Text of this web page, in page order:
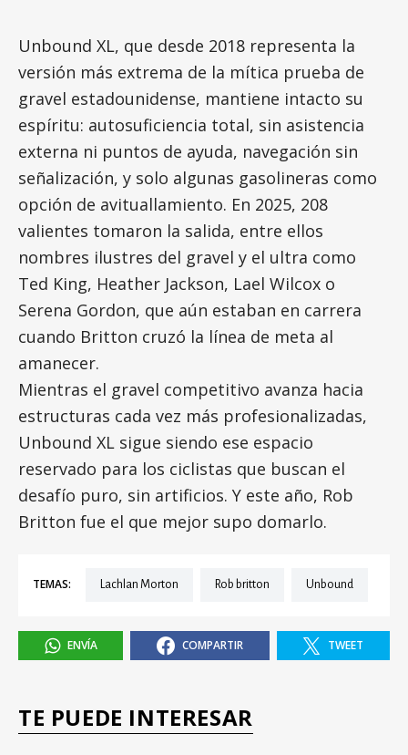
Unbound XL, que desde 2018 representa la
versión más extrema de la mítica prueba de
gravel estadounidense, mantiene intacto su
espíritu: autosuficiencia total, sin asistencia
externa ni puntos de ayuda, navegación sin
señalización, y solo algunas gasolineras como
opción de avituallamiento. En 2025, 208
valientes tomaron la salida, entre ellos
nombres ilustres del gravel y el ultra como
Ted King, Heather Jackson, Lael Wilcox o
Serena Gordon, que aún estaban en carrera
cuando Britton cruzó la línea de meta al
amanecer.
Mientras el gravel competitivo avanza hacia
estructuras cada vez más profesionalizadas,
Unbound XL sigue siendo ese espacio
reservado para los ciclistas que buscan el
desafío puro, sin artificios. Y este año, Rob
Britton fue el que mejor supo domarlo.
TEMAS: Lachlan Morton rob britton Unbound
ENVÍA COMPARTIR TWEET
TE PUEDE INTERESAR